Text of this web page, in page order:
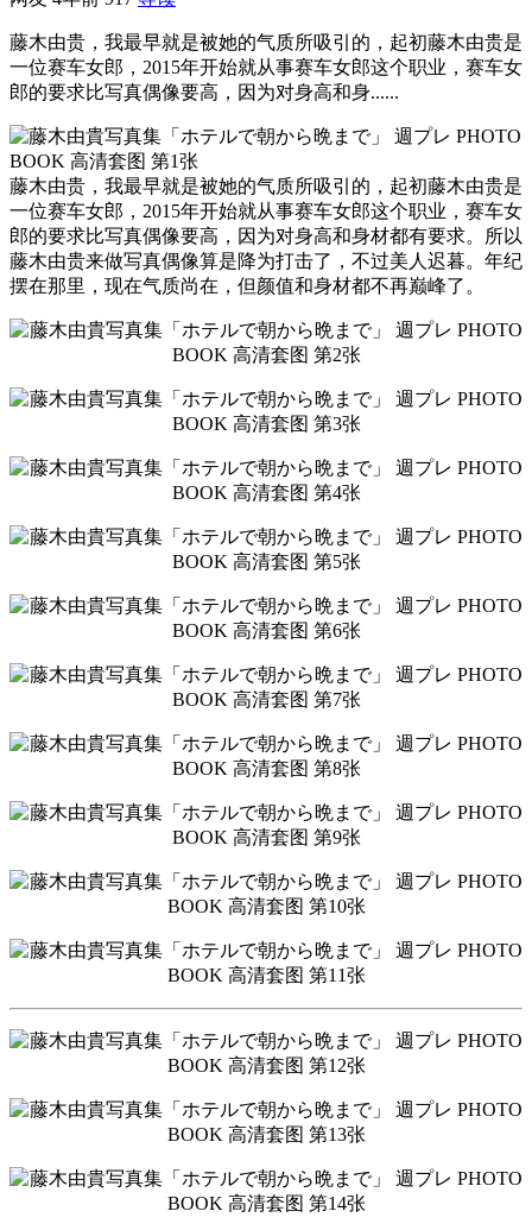
藤木由贵，我最早就是被她的气质所吸引的，起初藤木由贵是
一位赛车女郎，2015年开始就从事赛车女郎这个职业，赛车女
郎的要求比写真偶像要高，因为对身高和身......
藤木由贵，我最早就是被她的气质所吸引的，起初藤木由贵是
一位赛车女郎，2015年开始就从事赛车女郎这个职业，赛车女
郎的要求比写真偶像要高，因为对身高和身材都有要求。所以
藤木由贵来做写真偶像算是降为打击了，不过美人迟暮。年纪
摆在那里，现在气质尚在，但颜值和身材都不再巅峰了。